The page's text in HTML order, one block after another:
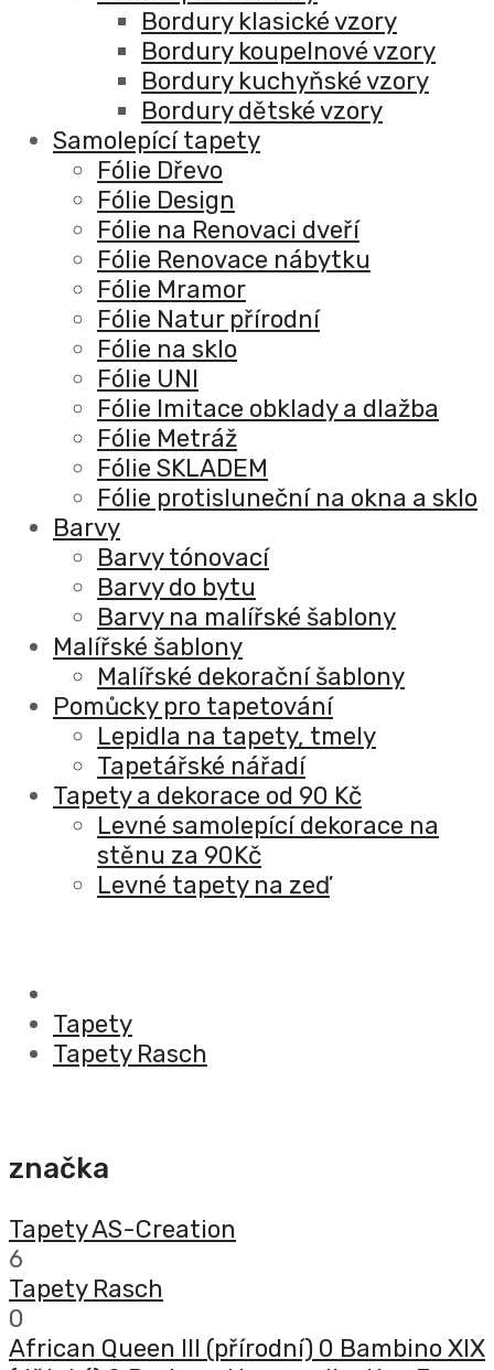
Bordury klasické vzory
Bordury koupelnové vzory
Bordury kuchyňské vzory
Bordury dětské vzory
Samolepící tapety
Fólie Dřevo
Fólie Design
Fólie na Renovaci dveří
Fólie Renovace nábytku
Fólie Mramor
Fólie Natur přírodní
Fólie na sklo
Fólie UNI
Fólie Imitace obklady a dlažba
Fólie Metráž
Fólie SKLADEM
Fólie protisluneční na okna a sklo
Barvy
Barvy tónovací
Barvy do bytu
Barvy na malířské šablony
Malířské šablony
Malířské dekorační šablony
Pomůcky pro tapetování
Lepidla na tapety, tmely
Tapetářské nářadí
Tapety a dekorace od 90 Kč
Levné samolepící dekorace na
stěnu za 90Kč
Levné tapety na zeď
Tapety
Tapety Rasch
značka
Tapety AS-Creation
6
Tapety Rasch
0
African Queen III (přírodní) 0 Bambino XIX